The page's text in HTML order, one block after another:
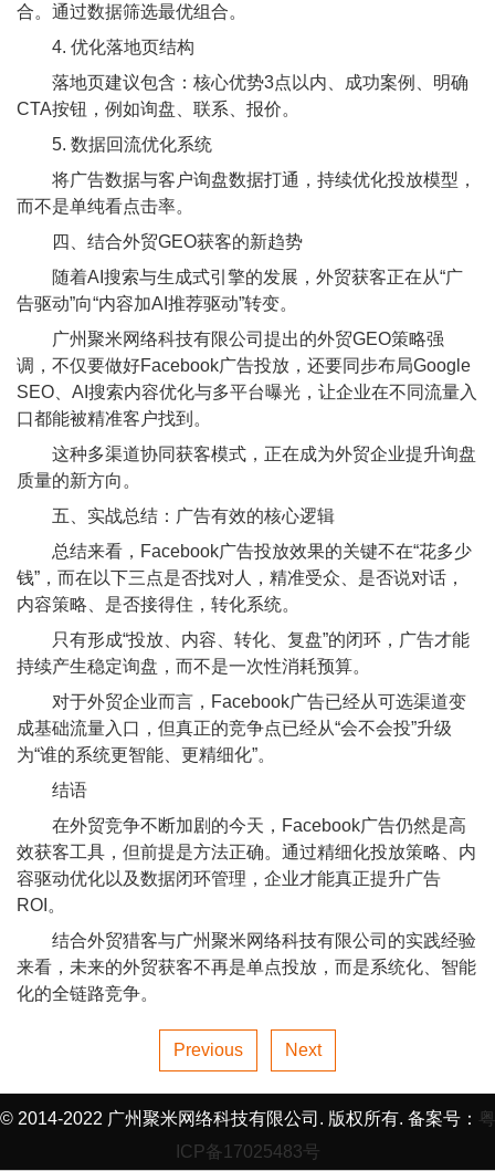
合。通过数据筛选最优组合。
4. 优化落地页结构
落地页建议包含：核心优势3点以内、成功案例、明确
CTA按钮，例如询盘、联系、报价。
5. 数据回流优化系统
将广告数据与客户询盘数据打通，持续优化投放模型，
而不是单纯看点击率。
四、结合外贸GEO获客的新趋势
随着AI搜索与生成式引擎的发展，外贸获客正在从“广
告驱动”向“内容加AI推荐驱动”转变。
广州聚米网络科技有限公司提出的外贸GEO策略强
调，不仅要做好Facebook广告投放，还要同步布局Google
SEO、AI搜索内容优化与多平台曝光，让企业在不同流量入
口都能被精准客户找到。
这种多渠道协同获客模式，正在成为外贸企业提升询盘
质量的新方向。
五、实战总结：广告有效的核心逻辑
总结来看，Facebook广告投放效果的关键不在“花多少
钱”，而在以下三点是否找对人，精准受众、是否说对话，
内容策略、是否接得住，转化系统。
只有形成“投放、内容、转化、复盘”的闭环，广告才能
持续产生稳定询盘，而不是一次性消耗预算。
对于外贸企业而言，Facebook广告已经从可选渠道变
成基础流量入口，但真正的竞争点已经从“会不会投”升级
为“谁的系统更智能、更精细化”。
结语
在外贸竞争不断加剧的今天，Facebook广告仍然是高
效获客工具，但前提是方法正确。通过精细化投放策略、内
容驱动优化以及数据闭环管理，企业才能真正提升广告
ROI。
结合外贸猎客与广州聚米网络科技有限公司的实践经验
来看，未来的外贸获客不再是单点投放，而是系统化、智能
化的全链路竞争。
Previous Next
© 2014-2022 广州聚米网络科技有限公司. 版权所有. 备案号： 粤
ICP备17025483号